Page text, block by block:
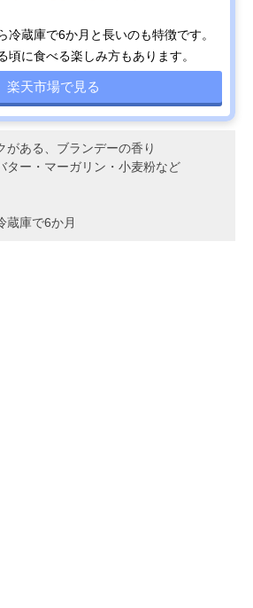
冷蔵庫で6か月と長いのも特徴です。
頃に食べる楽しみ方もあります。
楽天市場で見る
がある、ブランデーの香り
ター・マーガリン・小麦粉など
蔵庫で6か月